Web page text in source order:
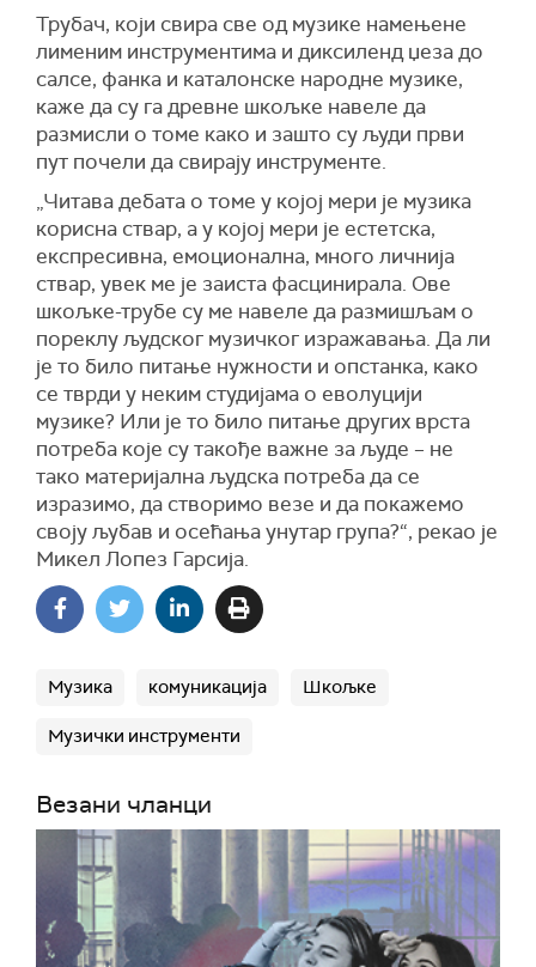
Трубач, који свира све од музике намењене
лименим инструментима и диксиленд џеза до
салсе, фанка и каталонске народне музике,
каже да су га древне шкољке навеле да
размисли о томе како и зашто су људи први
пут почели да свирају инструменте.
„Читава дебата о томе у којој мери је музика
корисна ствар, а у којој мери је естетска,
експресивна, емоционална, много личнија
ствар, увек ме је заиста фасцинирала. Ове
шкољке-трубе су ме навеле да размишљам о
пореклу људског музичког изражавања. Да ли
је то било питање нужности и опстанка, како
се тврди у неким студијама о еволуцији
музике? Или је то било питање других врста
потреба које су такође важне за људе – не
тако материјална људска потреба да се
изразимо, да створимо везе и да покажемо
своју љубав и осећања унутар група?“, рекао је
Микел Лопез Гарсија.
Музика комуникација Шкољке
Музички инструменти
Везани чланци